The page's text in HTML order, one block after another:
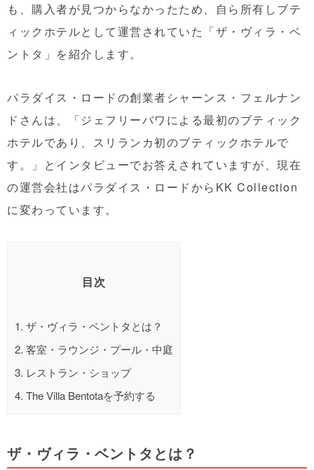
も、購入者が見つからなかったため、自ら所有しブテ
ィックホテルとして運営されていた「ザ・ヴィラ・ベ
ントタ」を紹介します。
パラダイス・ロードの創業者シャーンス・フェルナン
ドさんは、「ジェフリーバワによる最初のブティック
ホテルであり、スリランカ初のブティックホテルで
す。」とインタビューでお答えされていますが、現在
の運営会社はパラダイス・ロードからKK Collection
に変わっています。
目次
1. ザ・ヴィラ・ベントタとは？
2. 客室・ラウンジ・プール・中庭
3. レストラン・ショップ
4. The Villa Bentotaを予約する
ザ・ヴィラ・ベントタとは？